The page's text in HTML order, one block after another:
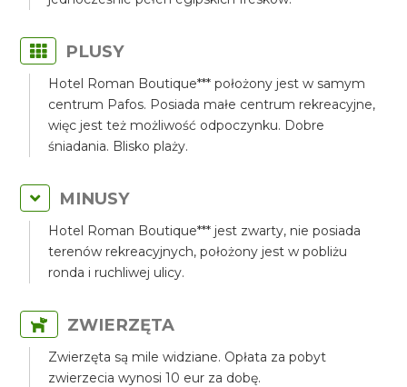
PLUSY
Hotel Roman Boutique*** położony jest w samym
centrum Pafos. Posiada małe centrum rekreacyjne,
więc jest też możliwość odpoczynku. Dobre
śniadania. Blisko plaży.
MINUSY
Hotel Roman Boutique*** jest zwarty, nie posiada
terenów rekreacyjnych, położony jest w pobliżu
ronda i ruchliwej ulicy.
ZWIERZĘTA
Zwierzęta są mile widziane. Opłata za pobyt
zwierzecia wynosi 10 eur za dobę.